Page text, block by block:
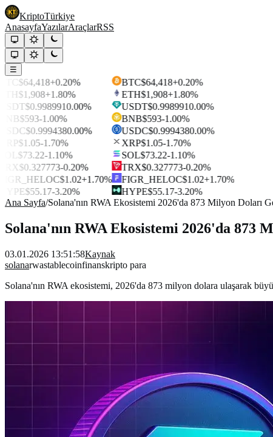
KriptoTürkiye
AnasayfaYazılarAraçlarRSS
☰
$64,418+0.20%
$1,908+1.80%
$0.9989910.00%
$593-1.00%
$0.9994380.00%
$1.05-1.70%
$73.22-1.10%
$0.327773-0.20%
$1.02+1.70%
$55.17-3.20%
BTC$64,418+0.20%
ETH$1,908+1.80%
USDT$0.9989910.00%
BNB$593-1.00%
USDC$0.9994380.00%
XRP$1.05-1.70%
SOL$73.22-1.10%
TRX$0.327773-0.20%
FIGR_HELOC$1.02+1.70%
HYPE$55.17-3.20%
Ana Sayfa/Solana'nın RWA Ekosistemi 2026'da 873 Milyon Doları
Solana'nın RWA Ekosistemi 2026'da 873
03.01.2026 13:51:58Kaynak
solanarwastablecoinfinanskripto para
Solana'nın RWA ekosistemi, 2026'da 873 milyon dolara ulaşarak